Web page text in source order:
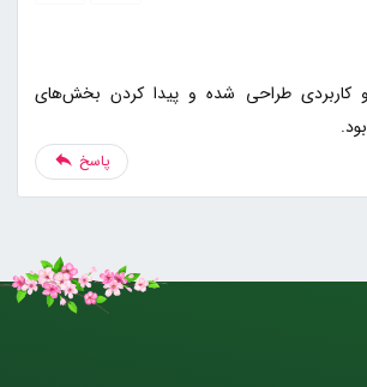
کاربردی طراحی شده و پیدا کردن بخش‌های
پاسخ